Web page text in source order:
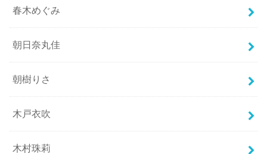
春木めぐみ
朝日奈丸佳
朝樹りさ
木戸衣吹
木村珠莉